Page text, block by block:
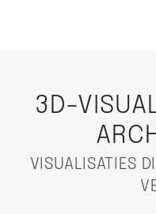
3D-
VISUALISATIES